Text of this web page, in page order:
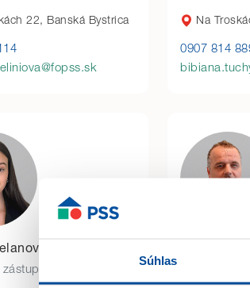
Súhlas
22, Banská Bystrica Na
0907 814